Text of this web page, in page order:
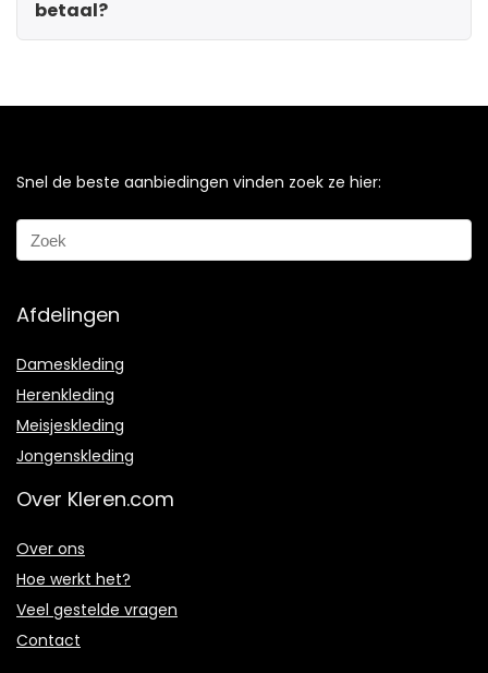
betaal?
Snel de beste aanbiedingen vinden zoek ze hier:
Afdelingen
Dameskleding
Herenkleding
Meisjeskleding
Jongenskleding
Over Kleren.com
Over ons
Hoe werkt het?
Veel gestelde vragen
Contact